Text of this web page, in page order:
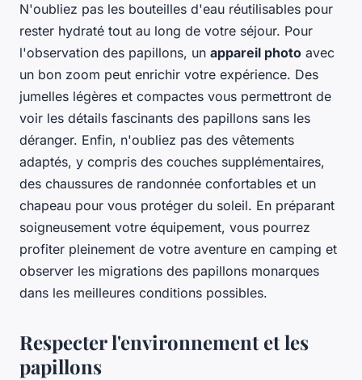
N'oubliez pas les bouteilles d'eau réutilisables pour
rester hydraté tout au long de votre séjour. Pour
l'observation des papillons, un appareil photo avec
un bon zoom peut enrichir votre expérience. Des
jumelles légères et compactes vous permettront de
voir les détails fascinants des papillons sans les
déranger. Enfin, n'oubliez pas des vêtements
adaptés, y compris des couches supplémentaires,
des chaussures de randonnée confortables et un
chapeau pour vous protéger du soleil. En préparant
soigneusement votre équipement, vous pourrez
profiter pleinement de votre aventure en camping et
observer les migrations des papillons monarques
dans les meilleures conditions possibles.
Respecter l'environnement et les
papillons